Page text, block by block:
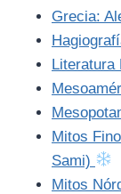
Grecia:
Literatura
Mitos
Sami)
Mitos